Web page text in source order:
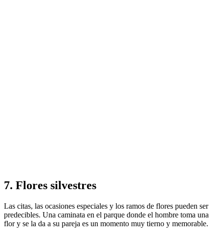
7. Flores silvestres
Las citas, las ocasiones especiales y los ramos de flores pueden ser
predecibles. Una caminata en el parque donde el hombre toma una
flor y se la da a su pareja es un momento muy tierno y memorable.